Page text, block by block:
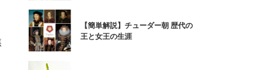
【簡単解説】チューダー朝 歴代の
王と女王の生涯